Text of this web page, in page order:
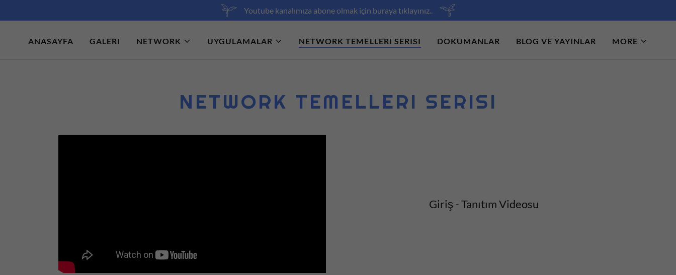
Youtube kanalımıza abone olmak için buraya tıklayınız..
ANASAYFA GALERI NETWORK UYGULAMALAR NETWORK TEMELLERI SERISI DOKUMANLAR BLOG VE YAYINLAR MORE
NETWORK TEMELLERI SERISI
Giriş - Tanıtım Videosu